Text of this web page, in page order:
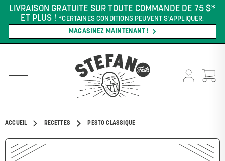
LIVRAISON GRATUITE SUR TOUTE COMMANDE DE 75 $*
ET PLUS ! *CERTAINES CONDITIONS PEUVENT S'APPLIQUER.
MAGASINEZ MAINTENANT !
ACCUEIL RECETTES PESTO CLASSIQUE